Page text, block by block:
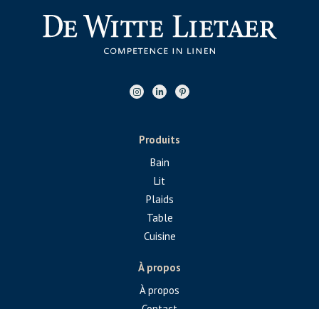
Produits
Bain
Lit
Plaids
Table
Cuisine
À propos
À propos